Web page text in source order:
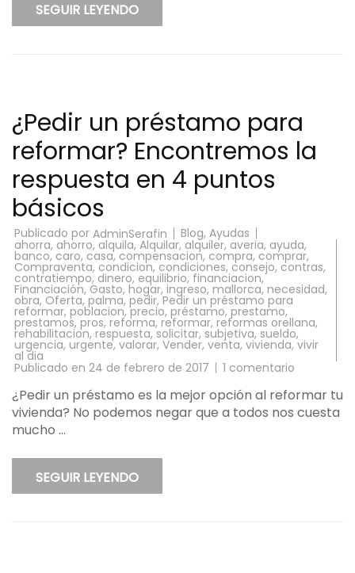
SEGUIR LEYENDO
¿Pedir un préstamo para
reformar? Encontremos la
respuesta en 4 puntos
básicos
Publicado por AdminSerafin Blog, Ayudas
ahorra, ahorro, alquila, Alquilar, alquiler, averia, ayuda,
banco, caro, casa, compensacion, compra, comprar,
Compraventa, condicion, condiciones, consejo, contras,
contratiempo, dinero, equilibrio, financiacion,
Financiación, Gasto, hogar, ingreso, mallorca, necesidad,
obra, Oferta, palma, pedir, Pedir un préstamo para
reformar, poblacion,precio, préstamo, prestamo,
prestamos, pros, reforma, reformar, reformas orellana,
rehabilitacion, respuesta, solicitar, subjetiva, sueldo,
urgencia, urgente, valorar, Vender, venta, vivienda, vivir
al dia
Publicado en 24 de febrero de 2017 1 comentario
un
préstamo
para
¿Pedir un préstamo es la mejor opción al reformar tu
vivienda? No podemos negar que a todos nos cuesta
mucho …
SEGUIR LEYENDO